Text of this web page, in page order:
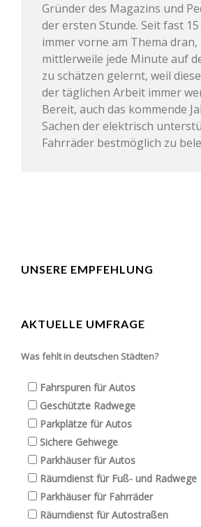
Gründer des Magazins und
der ersten Stunde. Seit fast 15
immer vorne am Thema
mittlerweile jede Minute auf
zu schätzen gelernt, weil
der täglichen Arbeit immer
Bereit, auch das kommende
Sachen der elektrisch
Fahrräder bestmöglich zu
UNSERE EMPFEHLUNG
AKTUELLE UMFRAGE
Was fehlt in deutschen Städten?
Fahrspuren für Autos
Geschützte Radwege
Parkplätze für Autos
Sichere Gehwege
Parkhäuser für Autos
Räumdienst für Fuß- und Radwege
Parkhäuser für Fahrräder
Räumdienst für Autostraßen